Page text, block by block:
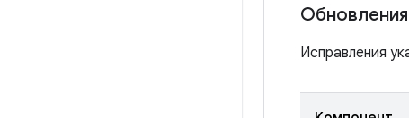
Исправления